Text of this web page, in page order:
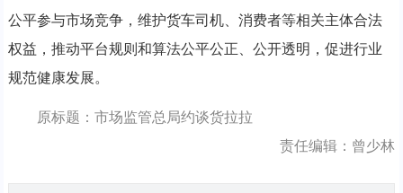
公平参与市场竞争，维护货车司机、消费者等相关主体合法
权益，推动平台规则和算法公平公正、公开透明，促进行业
规范健康发展。
原标题：市场监管总局约谈货拉拉
责任编辑：曾少林